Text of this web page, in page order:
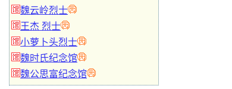
魏云岭烈士
王杰 烈士
小萝卜头烈士
魏时氏纪念馆
魏公思富纪念馆